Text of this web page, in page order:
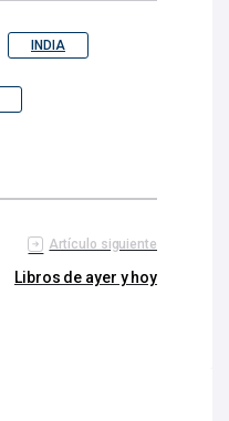
INDIA
Artículo siguiente
Libros de ayer y hoy